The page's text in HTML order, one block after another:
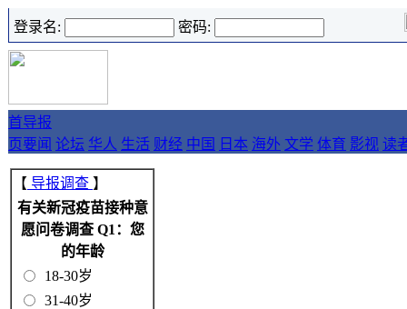
登录名: 密码:
首
页
导报
要闻 论坛 华人 生活 财经 中国 日本 海外 文学 体育 影视 读
【 导报调查 】
有关新冠疫苗接种意
愿问卷调查 Q1：您
的年龄
18-30岁
31-40岁